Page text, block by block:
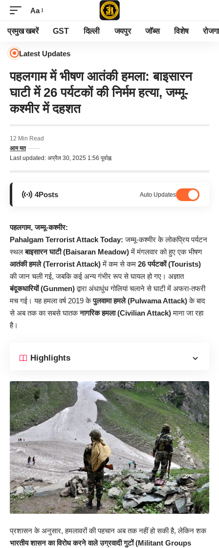
Aa
प्रमुख खबरें GST दिल्ली जयपुर जॉब्स विशेष
Latest Updates
पहलगाम में भीषण आतंकी हमला: बाइसारन
घाटी में 26 पर्यटकों की निर्मम हत्या, जम्मू-
कश्मीर में दहशत
Last updated: अप्रैल 30, 2025 1:56 पूर्वाह्न
आम मत
12 Min Read
4Posts Auto Updates
पहलगाम, जम्मू-कश्मीर:
Pahalgam Terrorist Attack Today: जम्मू-कश्मीर के लोकप्रिय पर्यटन
स्थलबाइसारन घाटी (Baisaran Meadow)में मंगलवार को हुए एक भीषण
आतंकी हमले (Terrorist Attack)में कम से कम 26 पर्यटकों (Tourists)
की जान चली गई, जबकि कई अन्य गंभीर रूप से घायल हो गए। अज्ञात
बंदूकधारियों (Gunmen)द्वारा अंधाधुंध गोलियां चलाने से घाटी में अफरा-तफरी
मच गई। यह हमला वर्ष 2019 केपुलवामा हमले (Pulwama Attack)के बाद
से अब तक का सबसे घातकनागरिक हमला (Civilian Attack)माना जा रहा
है।
Highlights
प्रशासन के अनुसार, हमलावरों की पहचान अब तक नहीं हो सकी है, लेकिन शक
भारतीय शासन का विरोध करने वाले उग्रवादी गुटों (Militant Groups